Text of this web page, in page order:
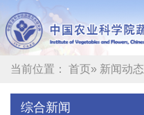
当前位置： 首页» 新闻动态
综合新闻